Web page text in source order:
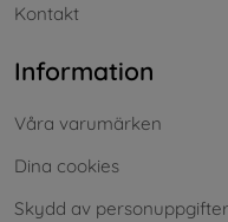
Kontakt
Information
Våra varumärken
Dina cookies
Skydd av personuppgifter